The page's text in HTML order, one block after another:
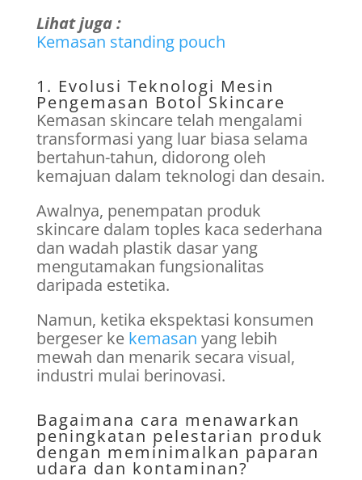
Lihat juga :
Kemasan standing pouch
1. Evolusi Teknologi Mesin
Pengemasan Botol Skincare
Kemasan skincare telah mengalami
transformasi yang luar biasa selama
bertahun-tahun, didorong oleh
kemajuan dalam teknologi dan desain.
Awalnya, penempatan produk
skincare dalam toples kaca sederhana
dan wadah plastik dasar yang
mengutamakan fungsionalitas
daripada estetika.
Namun, ketika ekspektasi konsumen
bergeser ke kemasan yang lebih
mewah dan menarik secara visual,
industri mulai berinovasi.
Bagaimana cara menawarkan
peningkatan pelestarian produk
dengan meminimalkan paparan
udara dan kontaminan?